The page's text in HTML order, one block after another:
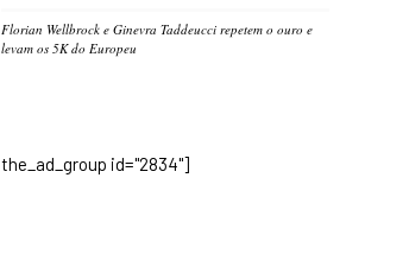
Florian Wellbrock e Ginevra Taddeucci repetem o ouro e
levam os 5K do Europeu
the_ad_group id="2834"]